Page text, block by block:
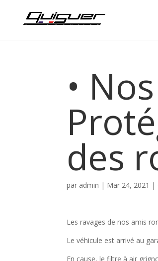
•
des
par admin | Mar 24, 2021 |
Les ravages de nos amis
Le véhicule est arrivé au
En cause, le filtre à air